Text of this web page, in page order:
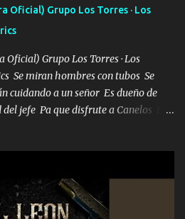
Oficial) Grupo Los Torres · Los
Grupo Los Torres · Los
Se miran hombres con tubos Se
cuidando a un señor Es dueño de
jefe Pa que disfrute a Canelos Es
es platica de grandes por eso hay
para atender los deberes
problema de confianza tengo gente